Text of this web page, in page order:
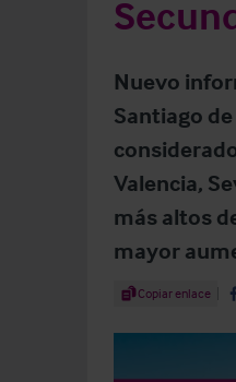
Nuevo
Santiago
Valencia,
más altos
mayor
Share Article
Copiar enlace